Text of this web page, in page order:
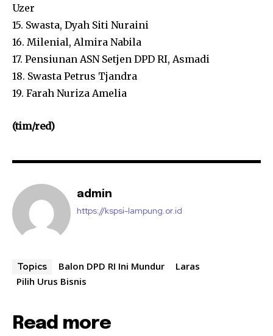
Uzer
15. Swasta, Dyah Siti Nuraini
16. Milenial, Almira Nabila
17. Pensiunan ASN Setjen DPD RI, Asmadi
18. Swasta Petrus Tjandra
19. Farah Nuriza Amelia
(tim/red)
admin
https://kspsi-lampung.or.id
Topics Balon DPD RI Ini Mundur
Laras
Pilih Urus Bisnis
Read more